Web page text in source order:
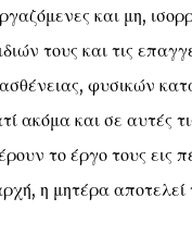
και μη,
τους και τις
φυσικών
ακόμα και σε αυτές
το έργο τους εις
η μητέρα αποτελεί